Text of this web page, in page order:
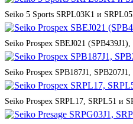
Seiko 5 Sports SRPL03K1 и
Seiko Prospex SBEJ021
Seiko Prospex SPB187J1,
Seiko Prospex SRPL17, SRPL51 и